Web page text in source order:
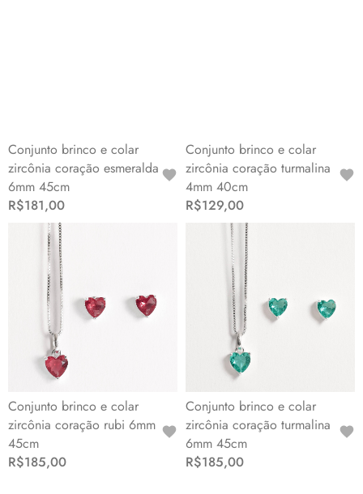
Conjunto brinco e colar
zircônia coração esmeralda
6mm 45cm
R$181,00
Conjunto brinco e colar
zircônia coração turmalina
4mm 40cm
R$129,00
Conjunto brinco e colar
zircônia coração rubi 6mm
45cm
R$185,00
Conjunto brinco e colar
zircônia coração turmalina
6mm 45cm
R$185,00